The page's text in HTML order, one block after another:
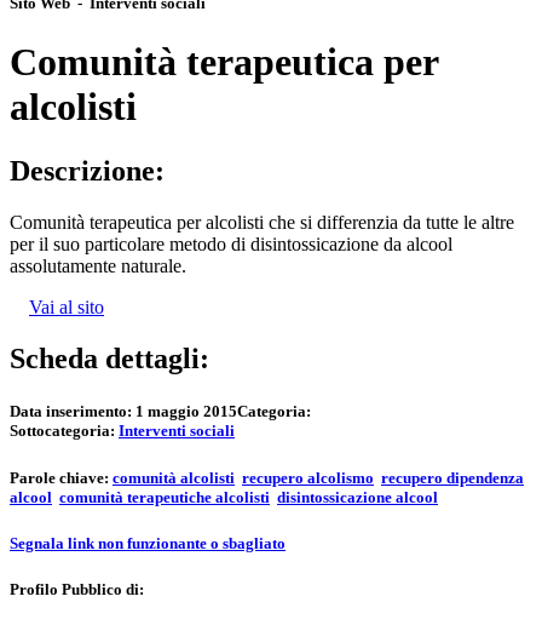
Comunità terapeutica per
alcolisti
Descrizione:
Comunità terapeutica per alcolisti che si differenzia da tutte le altre
per il suo particolare metodo di disintossicazione da alcool
assolutamente naturale.
Vai al sito
Scheda dettagli:
Data inserimento: 1 maggio 2015Categoria:
Sottocategoria: Interventi sociali
Parole chiave: comunità alcolisti recupero alcolismo recupero dipendenza
alcool comunità terapeutiche alcolisti disintossicazione alcool
Segnala link non funzionante o sbagliato
Profilo Pubblico di: